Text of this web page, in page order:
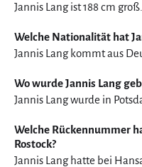
Jannis Lang ist 188 cm groß.
Welche Nationalität hat
Jannis Lang kommt aus
Wo wurde Jannis Lang
Jannis Lang wurde in
Welche Rückennummer
Rostock?
Jannis Lang hatte bei